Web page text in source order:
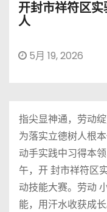
开封市祥符区
人
5月 19, 2026
指尖显神通，劳动
为落实立德树人根
动手实践中习得本
午，开 封市祥符区
动技能大赛。劳动
能，用汗水收获成长